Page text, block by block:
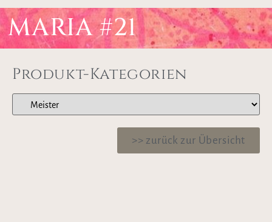
MARIA #21
Produkt-Kategorien
>> zurück zur Übersicht